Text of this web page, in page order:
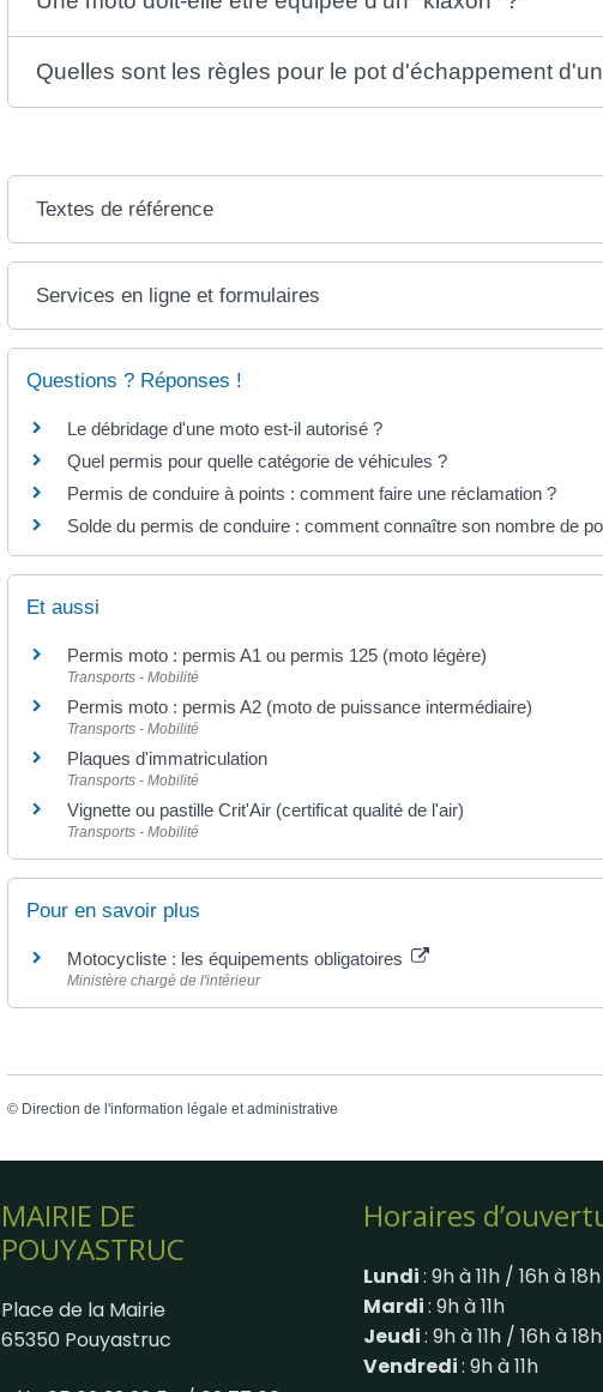
Quelles sont les règles pour le pot d'échappement
Textes de référence
Services en ligne et formulaires
Questions ? Réponses !
Le débridage d'une moto est-il autorisé ?
Quel permis pour quelle catégorie de véhicules ?
Permis de conduire à points : comment faire une réclamation ?
Solde du permis de conduire : comment connaître son nombre de
Et aussi
Permis moto : permis A1 ou permis 125 (moto légère)
Transports - Mobilité
Permis moto : permis A2 (moto de puissance intermédiaire)
Transports - Mobilité
Plaques d'immatriculation
Transports - Mobilité
Vignette ou pastille Crit'Air (certificat qualité de l'air)
Transports - Mobilité
Pour en savoir plus
Motocycliste : les équipements obligatoires
Ministère chargé de l'intérieur
© Direction de l'information légale et administrative
MAIRIE DE
POUYASTRUC
Place de la Mairie
65350 Pouyastruc
Horaires
Lundi: 9h à 11h / 16h à 18h
Mardi: 9h à 11h
Jeudi: 9h à 11h / 16h à 18h
Vendredi: 9h à 11h